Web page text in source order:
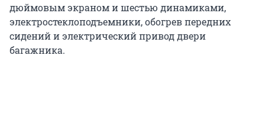
дюймовым экраном и шестью динамиками,
электростеклоподъемники, обогрев передних
сидений и электрический привод двери
багажника.